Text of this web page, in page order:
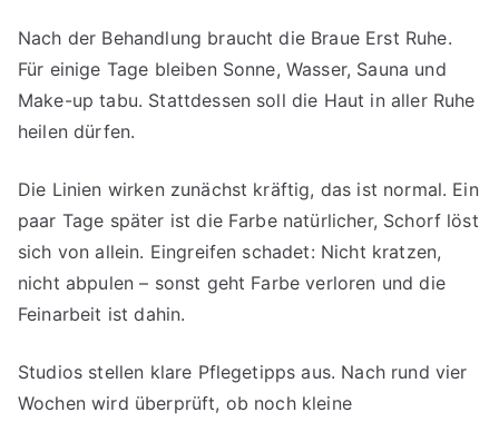
Nach der Behandlung braucht die Braue Erst Ruhe.
Für einige Tage bleiben Sonne, Wasser, Sauna und
Make-up tabu. Stattdessen soll die Haut in aller Ruhe
heilen dürfen.
Die Linien wirken zunächst kräftig, das ist normal. Ein
paar Tage später ist die Farbe natürlicher, Schorf löst
sich von allein. Eingreifen schadet: Nicht kratzen,
nicht abpulen – sonst geht Farbe verloren und die
Feinarbeit ist dahin.
Studios stellen klare Pflegetipps aus. Nach rund vier
Wochen wird überprüft, ob noch kleine